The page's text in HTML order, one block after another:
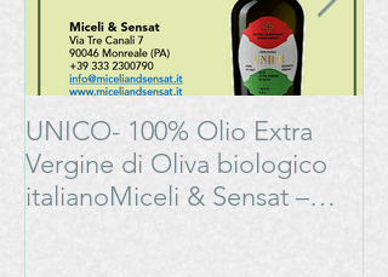
UNICO- 100% Olio Extra
Vergine di Oliva biologico
italianoMiceli & Sensat –